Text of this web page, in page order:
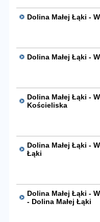
Dolina Małej Łąki -
Dolina Małej Łąki -
Dolina Małej Łąki -
Kościeliska
Dolina Małej Łąki -
Łąki
Dolina Małej Łąki -
- Dolina Małej Łąki